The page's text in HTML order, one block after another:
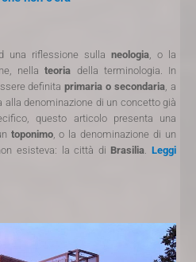
una riflessione sulla neologia , o la
nellateoria della terminologia. In
definitaprimaria o secondaria , a
denominazione di un concetto già
questo articolo presenta una
toponimo, o la denominazione di un
esisteva: la città di Brasilia .Leggi